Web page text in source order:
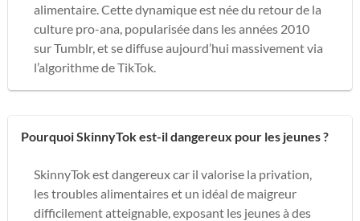
alimentaire. Cette dynamique est née du retour de la
culture pro-ana, popularisée dans les années 2010
sur Tumblr, et se diffuse aujourd’hui massivement via
l’algorithme de TikTok.
Pourquoi SkinnyTok est-il dangereux pour les jeunes ?
SkinnyTok est dangereux car il valorise la privation,
les troubles alimentaires et un idéal de maigreur
difficilement atteignable, exposant les jeunes à des